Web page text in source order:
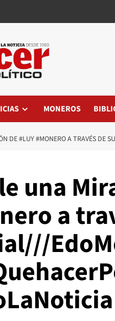
MONEROS
DE #LUY #MONERO A TRAVÉS
una
a